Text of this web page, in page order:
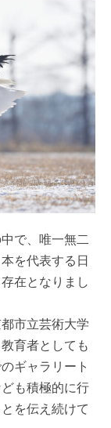
で、唯一無二
を代表する日
在となりまし
市立芸術大学
育者としても
ギャラリート
も積極的に行
を伝え続けて